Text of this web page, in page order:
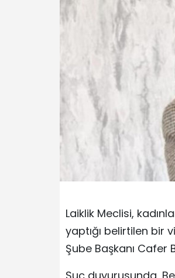
Laiklik Meclisi,
yaptığı belirtilen bir
Şube Başkanı